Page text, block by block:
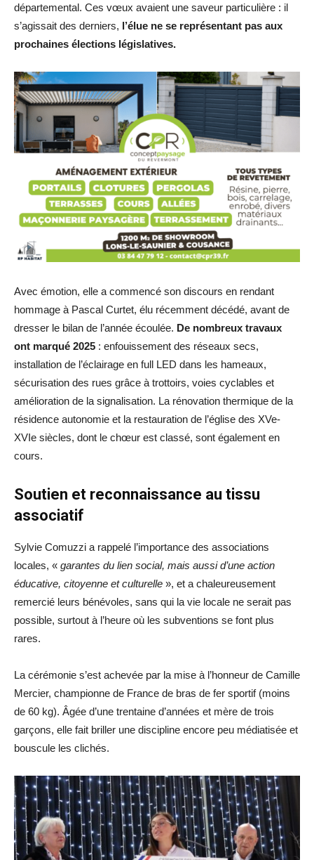
départemental. Ces vœux avaient une saveur particulière : il
s’agissait des derniers, l’élue ne se représentant pas aux
prochaines élections législatives.
Avec émotion, elle a commencé son discours en rendant
hommage à Pascal Curtet, élu récemment décédé, avant de
dresser le bilan de l’année écoulée. De nombreux travaux
ont marqué 2025 : enfouissement des réseaux secs,
installation de l’éclairage en full LED dans les hameaux,
sécurisation des rues grâce à trottoirs, voies cyclables et
amélioration de la signalisation. La rénovation thermique de la
résidence autonomie et la restauration de l’église des XVe-
XVIe siècles, dont le chœur est classé, sont également en
cours.
Soutien et reconnaissance au tissu
associatif
Sylvie Comuzzi a rappelé l’importance des associations
locales, « garantes du lien social, mais aussi d’une action
éducative, citoyenne et culturelle », et a chaleureusement
remercié leurs bénévoles, sans qui la vie locale ne serait pas
possible, surtout à l’heure où les subventions se font plus
rares.
La cérémonie s’est achevée par la mise à l’honneur de Camille
Mercier, championne de France de bras de fer sportif (moins
de 60 kg). Âgée d’une trentaine d’années et mère de trois
garçons, elle fait briller une discipline encore peu médiatisée et
bouscule les clichés.